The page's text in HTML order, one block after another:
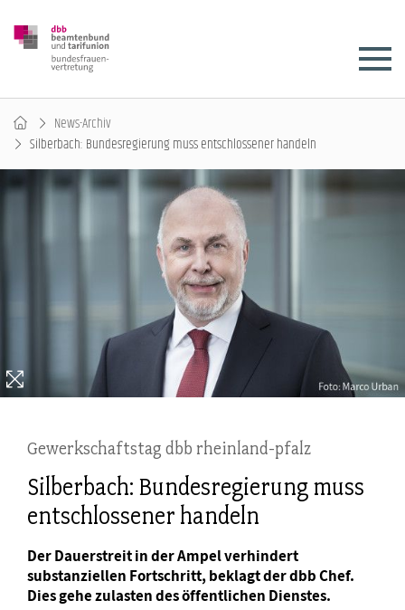
News-Archiv
Silberbach: Bundesregierung muss entschlossener handeln
Gewerkschaftstag dbb rheinland-pfalz
Silberbach: Bundesregierung muss
entschlossener handeln
Der Dauerstreit in der Ampel verhindert
substanziellen Fortschritt, beklagt der dbb Chef.
Dies gehe zulasten des öffentlichen Dienstes.